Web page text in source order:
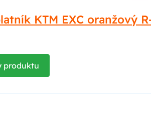
KTM EXC oranžový
produktu